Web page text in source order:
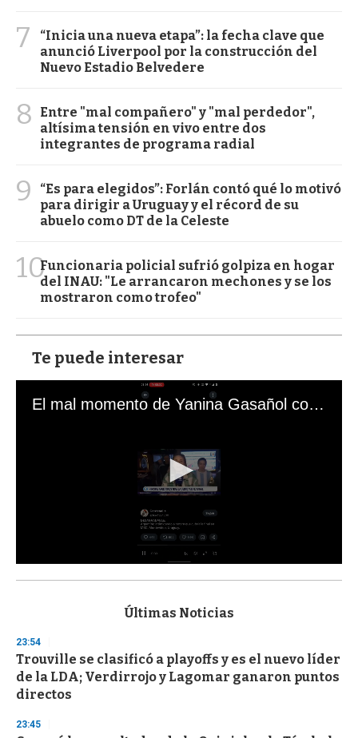
7
“Inicia una nueva etapa”: la fecha clave que
anunció Liverpool por la construcción del
Nuevo Estadio Belvedere
8
Entre "mal compañero" y "mal perdedor",
altísima tensión en vivo entre dos
integrantes de programa radial
9
“Es para elegidos”: Forlán contó qué lo motivó
para dirigir a Uruguay y el récord de su
abuelo como DT de la Celeste
10Funcionaria policial sufrió golpiza en hogar
del INAU: "Le arrancaron mechones y se los
mostraron como trofeo"
Te puede interesar
El mal momento de Yanina Gasañol con un hincha argentino en "Subrayado"
s
d
s
o
f
3
s
e
Últimas Noticias
23:54
Trouville se clasificó a playoffs y es el nuevo líder
de la LDA; Verdirrojo y Lagomar ganaron puntos
directos
23:45